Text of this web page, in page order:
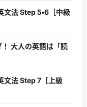
文法 Step 5・6［中級
！ 大人の英語は「読
文法 Step 7［上級